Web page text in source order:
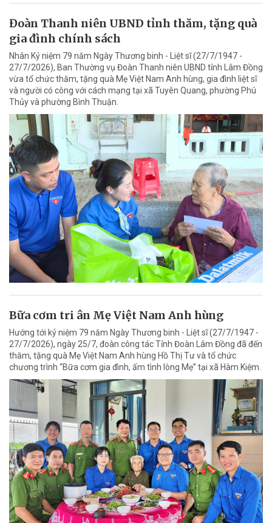
Đoàn Thanh niên UBND tỉnh thăm, tặng quà
gia đình chính sách
Nhân Kỷ niệm 79 năm Ngày Thương binh - Liệt sĩ (27/7/1947 -
27/7/2026), Ban Thường vụ Đoàn Thanh niên UBND tỉnh Lâm Đồng
vừa tổ chức thăm, tặng quà Mẹ Việt Nam Anh hùng, gia đình liệt sĩ
và người có công với cách mạng tại xã Tuyên Quang, phường Phú
Thủy và phường Bình Thuận.
Bữa cơm tri ân Mẹ Việt Nam Anh hùng
Hướng tới kỷ niệm 79 năm Ngày Thương binh - Liệt sĩ (27/7/1947 -
27/7/2026), ngày 25/7, đoàn công tác Tỉnh Đoàn Lâm Đồng đã đến
thăm, tặng quà Mẹ Việt Nam Anh hùng Hồ Thị Tư và tổ chức
chương trình “Bữa cơm gia đình, ấm tình lòng Mẹ” tại xã Hàm Kiệm.